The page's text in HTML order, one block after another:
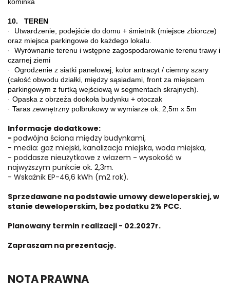
10. TEREN
· Utwardzenie, podejście do domu + śmietnik (miejsce zbiorcze)
oraz miejsca parkingowe do każdego lokalu.
· Wyrównanie terenu i wstępne zagospodarowanie terenu trawy i
czarnej ziemi
· Ogrodzenie z siatki panelowej, kolor antracyt / ciemny szary
(całość obwodu działki, między sąsiadami, front za miejscem
parkingowym z furtką wejściową w segmentach skrajnych).
· Opaska z obrzeża dookoła budynku + otoczak
· Taras zewnętrzny polbrukowy w wymiarze ok. 2,5m x 5m
Informacje dodatkowe:
- podwójna ściana między budynkami,
- media: gaz miejski, kanalizacja miejska, woda miejska,
- poddasze nieużytkowe z włazem - wysokość w
najwyższym punkcie ok. 2,3m.
- Wskaźnik EP-46,6 kWh (m2 rok).
Sprzedawane na podstawie umowy deweloperskiej, w
stanie deweloperskim, bez podatku 2% PCC.
Planowany termin realizacji - 02.2027r.
Zapraszam na prezentację.
NOTA PRAWNA